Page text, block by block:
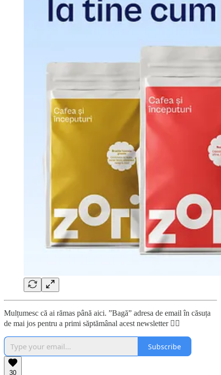
Mulțumesc că ai rămas până aici. ”Bagă” adresa de email în căsuța
de mai jos pentru a primi săptămânal acest newsletter 👇🏼
Subscribe
30